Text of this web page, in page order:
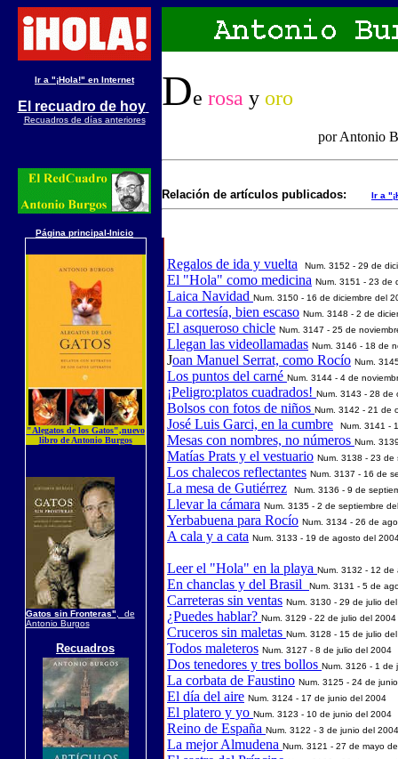
Ir a "¡Hola!" en Internet
El recuadro de hoy
Recuadros de días anteriores
De rosa y oro
por Antonio
Página principal-Inicio
Relación de artículos publicados: Ir a
"Alegatos de los Gatos",nuevo
libro de Antonio Burgos
Gatos sin Fronteras" , de
Antonio Burgos
Recuadros
Regalos de ida y vuelta Num. 3152 - 29 de
El "Hola" como medicina Num. 3151 - 23 de
Laica Navidad Num. 3150 - 16 de diciembre del
La cortesía, bien escaso Num. 3148 - 2 de
El asqueroso chicle Num. 3147 - 25 de
Llegan las videollamadas Num. 3146 - 18 de
Joan Manuel Serrat, como Rocío Num. 3
Los puntos del carné Num. 3144 - 4 de
¡Peligro:platos cuadrados! Num. 3143 - 28 de
Bolsos con fotos de niños Num. 3142 - 21 de
José Luis Garci, en la cumbre Num. 3141 -
Mesas con nombres, no números Num. 3
Matías Prats y el vestuario Num. 3138 - 23 de
Los chalecos reflectantes Num. 3137 - 16 de
La mesa de Gutiérrez Num. 3136 - 9 de
Llevar la cámara Num. 3135 - 2 de septiembre
Yerbabuena para Rocío Num. 3134 - 26 de
A cala y a cata Num. 3133 - 19 de agosto del 200
Leer el "Hola" en la playa Num. 3132 - 12 de
En chanclas y del Brasil Num. 3131 - 5 de
Carreteras sin ventas Num. 3130 - 29 de julio
¿Puedes hablar? Num. 3129 - 22 de julio del 2004
Cruceros sin maletas Num. 3128 - 15 de julio
Todos maleteros Num. 3127 - 8 de julio del 2004
Dos tenedores y tres bollos Num. 3126 - 1 de
La corbata de Faustino Num. 3125 - 24 de junio
El día del aire Num. 3124 - 17 de junio del 2004
El platero y yo Num. 3123 - 10 de junio del 2004
Reino de España Num. 3122 - 3 de junio del 2004
La mejor Almudena Num. 3121 - 27 de mayo